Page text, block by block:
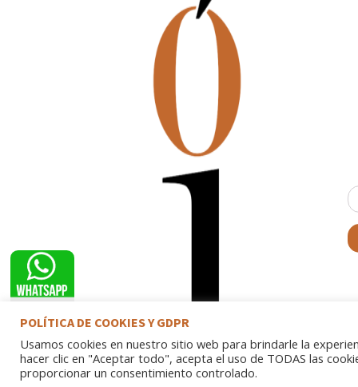
POLÍTICA DE COOKIES Y GDPR
Usamos cookies en nuestro sitio web para brindarle la
hacer clic en "Aceptar todo", acepta el uso de TODAS las
proporcionar un consentimiento controlado.